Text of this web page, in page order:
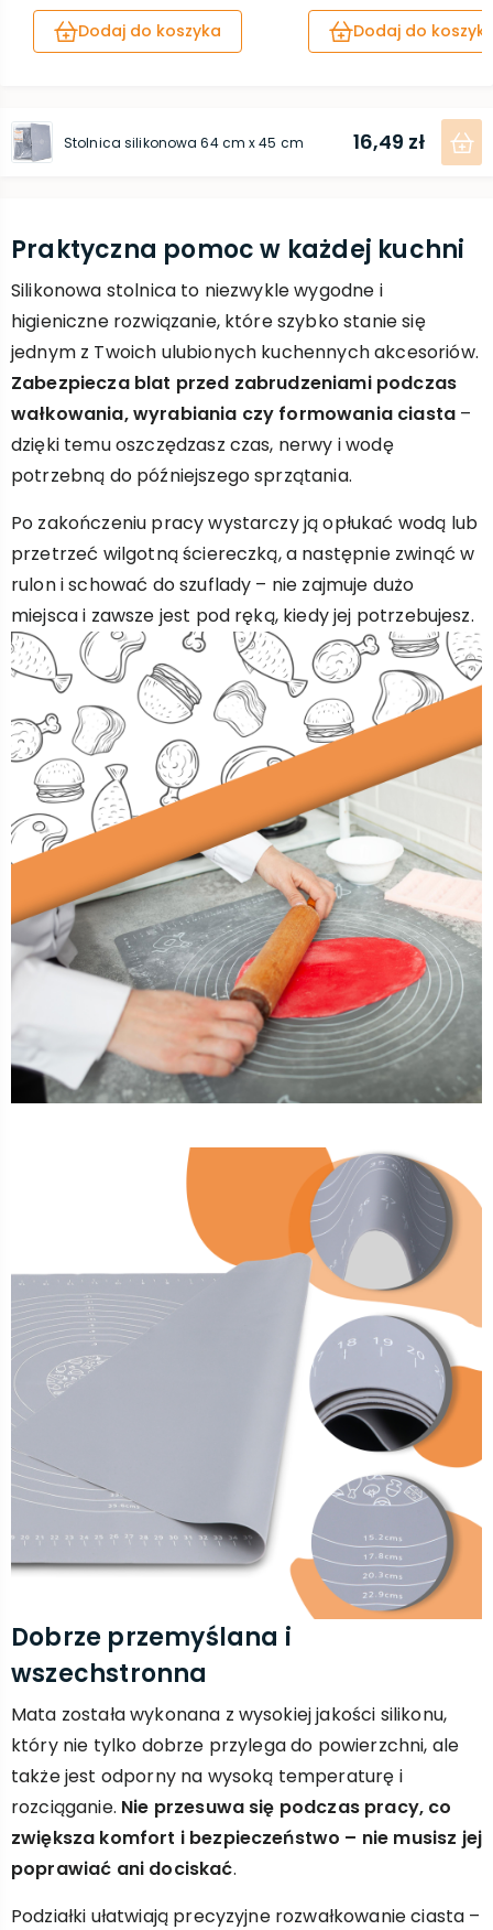
Dodaj do koszyka Dodaj do
Stolnica silikonowa 64 cm x 45 cm 16,49 zł
Praktyczna pomoc w każdej kuchni
Silikonowa stolnica to niezwykle wygodne i
higieniczne rozwiązanie, które szybko stanie się
jednym z Twoich ulubionych kuchennych akcesoriów.
Zabezpiecza blat przed zabrudzeniami podczas
wałkowania, wyrabiania czy formowania ciasta –
dzięki temu oszczędzasz czas, nerwy i wodę
potrzebną do późniejszego sprzątania.
Po zakończeniu pracy wystarczy ją opłukać wodą lub
przetrzeć wilgotną ściereczką, a następnie zwinąć w
rulon i schować do szuflady – nie zajmuje dużo
miejsca i zawsze jest pod ręką, kiedy jej potrzebujesz.
Dobrze przemyślana i
wszechstronna
Mata została wykonana z wysokiej jakości silikonu,
który nie tylko dobrze przylega do powierzchni, ale
także jest odporny na wysoką temperaturę i
rozciąganie. Nie przesuwa się podczas pracy, co
zwiększa komfort i bezpieczeństwo – nie musisz jej
poprawiać ani dociskać.
Podziałki ułatwiają precyzyjne rozwałkowanie ciasta –